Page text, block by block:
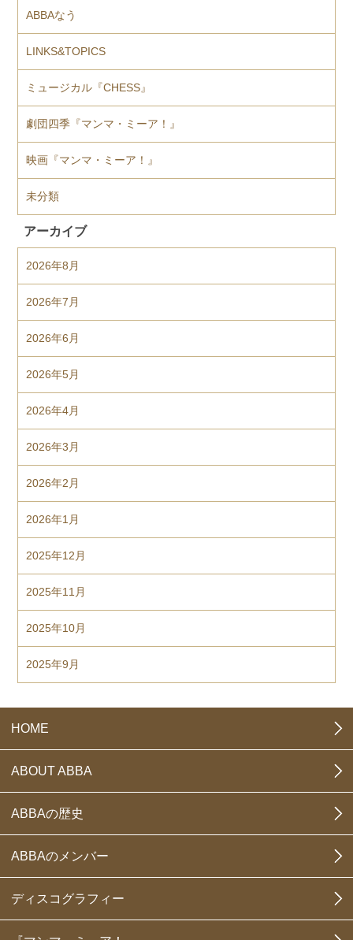
ABBAなう
LINKS&TOPICS
ミュージカル『CHESS』
劇団四季『マンマ・ミーア！』
映画『マンマ・ミーア！』
未分類
アーカイブ
2026年8月
2026年7月
2026年6月
2026年5月
2026年4月
2026年3月
2026年2月
2026年1月
2025年12月
2025年11月
2025年10月
2025年9月
HOME
ABOUT ABBA
ABBAの歴史
ABBAのメンバー
ディスコグラフィー